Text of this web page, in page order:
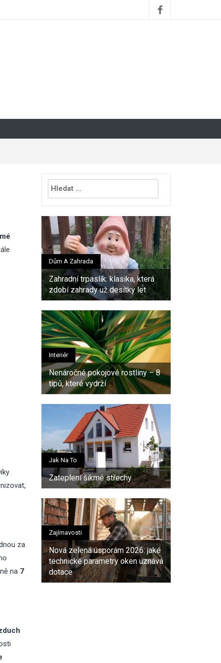
za
na 7
Vyhledávání
Dům A Zahrada
Zahradní trpaslík: klasika, která
zdobí zahrady už desítky let
Interiér
Nenáročné pokojové rostliny – 8
tipů, které vydrží
Jak Na To
Zateplení šikmé střechy
Zajímavosti
Nová zelená úsporám 2026: jaké
technické parametry oken uznává
dotace